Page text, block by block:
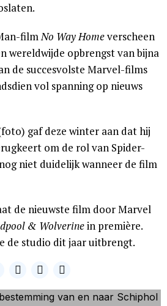
filmNo Way Homeverscheen
wereldwijde opbrengst van bijna
de succesvolste Marvel-films
vol spanning op nieuws
gaf deze winter aan dat hij
om de rol van Spider-
niet duidelijk wanneer de film
de nieuwste film door Marvel
& Wolverinein première.
de studio dit jaar uitbrengt.